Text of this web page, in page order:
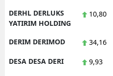
DERHL DERLUKS
YATIRIM HOLDING
10,80
DERIM DERIMOD 34,16
DESA DESA DERI 9,93